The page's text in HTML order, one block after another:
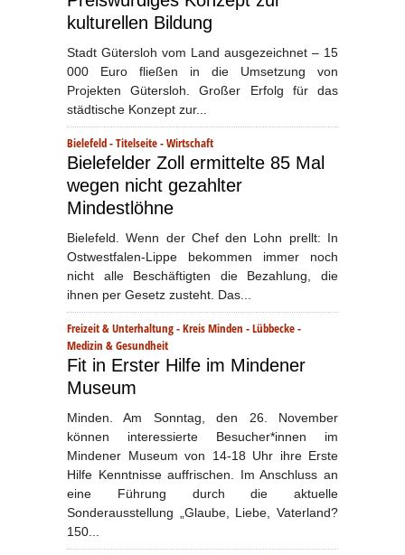
kulturellen Bildung
Stadt Gütersloh vom Land ausgezeichnet – 15
000 Euro fließen in die Umsetzung von
Projekten Gütersloh. Großer Erfolg für das
städtische Konzept zur...
Bielefeld-Titelseite-Wirtschaft
Bielefelder Zoll ermittelte 85 Mal
wegen nicht gezahlter
Mindestlöhne
Bielefeld. Wenn der Chef den Lohn prellt: In
Ostwestfalen-Lippe bekommen immer noch
nicht alle Beschäftigten die Bezahlung, die
ihnen per Gesetz zusteht. Das...
Freizeit & Unterhaltung-Kreis Minden - Lübbecke-
Medizin & Gesundheit
Fit in Erster Hilfe im Mindener
Museum
Minden. Am Sonntag, den 26. November
können interessierte Besucher*innen im
Mindener Museum von 14-18 Uhr ihre Erste
Hilfe Kenntnisse auffrischen. Im Anschluss an
eine Führung durch die aktuelle
Sonderausstellung „Glaube, Liebe, Vaterland?
150...